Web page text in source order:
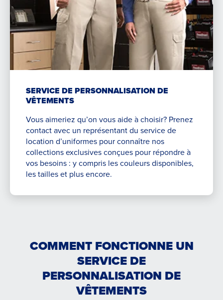
SERVICE DE PERSONNALISATION DE
VÊTEMENTS
Vous aimeriez qu’on vous aide à choisir? Prenez
contact avec un représentant du service de
location d’uniformes pour connaître nos
collections exclusives conçues pour répondre à
vos besoins : y compris les couleurs disponibles,
les tailles et plus encore.
COMMENT FONCTIONNE UN
SERVICE DE
PERSONNALISATION DE
VÊTEMENTS